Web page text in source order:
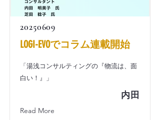
20250609
LOGI-EVOでコラム連載開始
「湯浅コンサルティングの『物流は、面
白い！』」
内田
Read More